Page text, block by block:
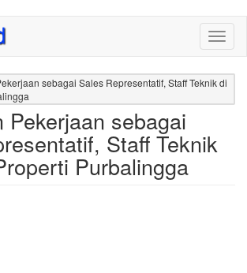
sebagai Sales Representatif, Staff Teknik di
Pekerjaan sebagai
Staff Teknik
Purbalingga